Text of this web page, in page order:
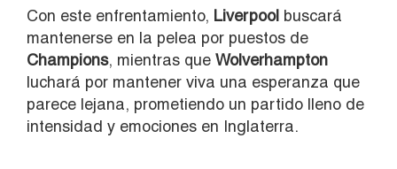
Con este enfrentamiento, Liverpool buscará
mantenerse en la pelea por puestos de
Champions, mientras que Wolverhampton
luchará por mantener viva una esperanza que
parece lejana, prometiendo un partido lleno de
intensidad y emociones en Inglaterra.